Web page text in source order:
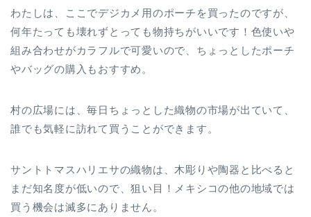
わたしは、ここでデジカメ用のポーチを買ったのですが、
何年たっても壊れずとっても物持ちがいいです！色使いや
組み合わせがカラフルで可愛いので、ちょっとしたポーチ
やバッグの購入もおすすめ。
村の広場には、毎日ちょっとした織物の市場が出ていて、
誰でも気軽に訪れて買うことができます。
サントトマスハリエサの織物は、木彫りや陶器と比べると
まだ知名度が低いので、狙い目！メキシコの他の地域では
買う機会は滅多にありません。